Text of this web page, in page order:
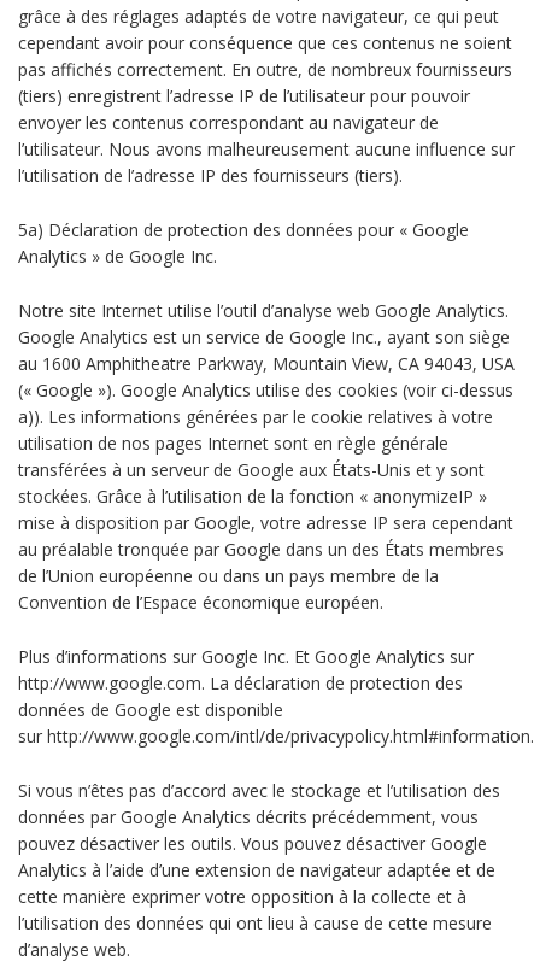
grâce à des réglages adaptés de votre navigateur, ce qui peut
cependant avoir pour conséquence que ces contenus ne soient
pas affichés correctement. En outre, de nombreux fournisseurs
(tiers) enregistrent l’adresse IP de l’utilisateur pour pouvoir
envoyer les contenus correspondant au navigateur de
l’utilisateur. Nous avons malheureusement aucune influence sur
l’utilisation de l’adresse IP des fournisseurs (tiers).
5a) Déclaration de protection des données pour « Google
Analytics » de Google Inc.
Notre site Internet utilise l’outil d’analyse web Google Analytics.
Google Analytics est un service de Google Inc., ayant son siège
au 1600 Amphitheatre Parkway, Mountain View, CA 94043, USA
(« Google »). Google Analytics utilise des cookies (voir ci-dessus
a)). Les informations générées par le cookie relatives à votre
utilisation de nos pages Internet sont en règle générale
transférées à un serveur de Google aux États-Unis et y sont
stockées. Grâce à l’utilisation de la fonction « anonymizeIP »
mise à disposition par Google, votre adresse IP sera cependant
au préalable tronquée par Google dans un des États membres
de l’Union européenne ou dans un pays membre de la
Convention de l’Espace économique européen.
Plus d’informations sur Google Inc. Et Google Analytics sur
http://www.google.com. La déclaration de protection des
données de Google est disponible
sur http://www.google.com/intl/de/privacypolicy.html#information.
Si vous n’êtes pas d’accord avec le stockage et l’utilisation des
données par Google Analytics décrits précédemment, vous
pouvez désactiver les outils. Vous pouvez désactiver Google
Analytics à l’aide d’une extension de navigateur adaptée et de
cette manière exprimer votre opposition à la collecte et à
l’utilisation des données qui ont lieu à cause de cette mesure
d’analyse web.